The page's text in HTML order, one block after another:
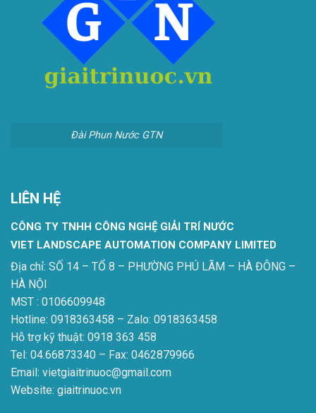
Đài Phun Nước GTN
LIÊN HỆ
CÔNG TY TNHH CÔNG NGHỆ GIẢI TRÍ NƯỚC
VIET LANDSCAPE AUTOMATION COMPANY LIMITED
Địa chỉ: SỐ 14 – TỔ 8 – PHƯỜNG PHÚ LÃM – HÀ ĐÔNG –
HÀ NỘI
MST : 0106609948
Hotline: 0918363458 – Zalo: 0918363458
Hỗ trợ kỹ thuật: 0918 363 458
Tel: 04.66873340 – Fax: 0462879966
Email: vietgiaitrinuoc@gmail.com
Website: giaitrinuoc.vn